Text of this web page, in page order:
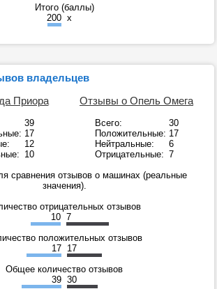
Итого (баллы)
200 x
владельцев
Приора
39
17
12
10
Отзывы о Опель Омега
Всего:
30
Положительные: 17
Нейтральные:
6
Отрицательные: 7
сравнения отзывов о машинах (реальные
значения).
отрицательных отзывов
10 7
положительных отзывов
17 17
Общее количество отзывов
39 30